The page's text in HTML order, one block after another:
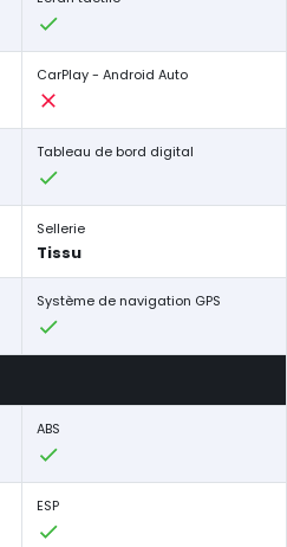
CarPlay - Android Auto
Tableau de bord digital
Sellerie
Tissu
Système de navigation GPS
ABS
ESP